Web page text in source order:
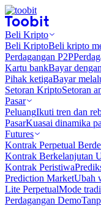
Beli Kripto
Beli KriptoBeli kripto
Perdagangan P2P
Kartu bankBayar
Pihak ketigaBayar
Setoran KriptoSetoran
Pasar
PeluangIkuti tren dan
PasarKuasai dinamika
Futures
Kontrak Perpetual
Kontrak Berkelanjutan
Kontrak Peristiwa
Prediction MarketUbah
Lite PerpetualMode
Perdagangan Demo